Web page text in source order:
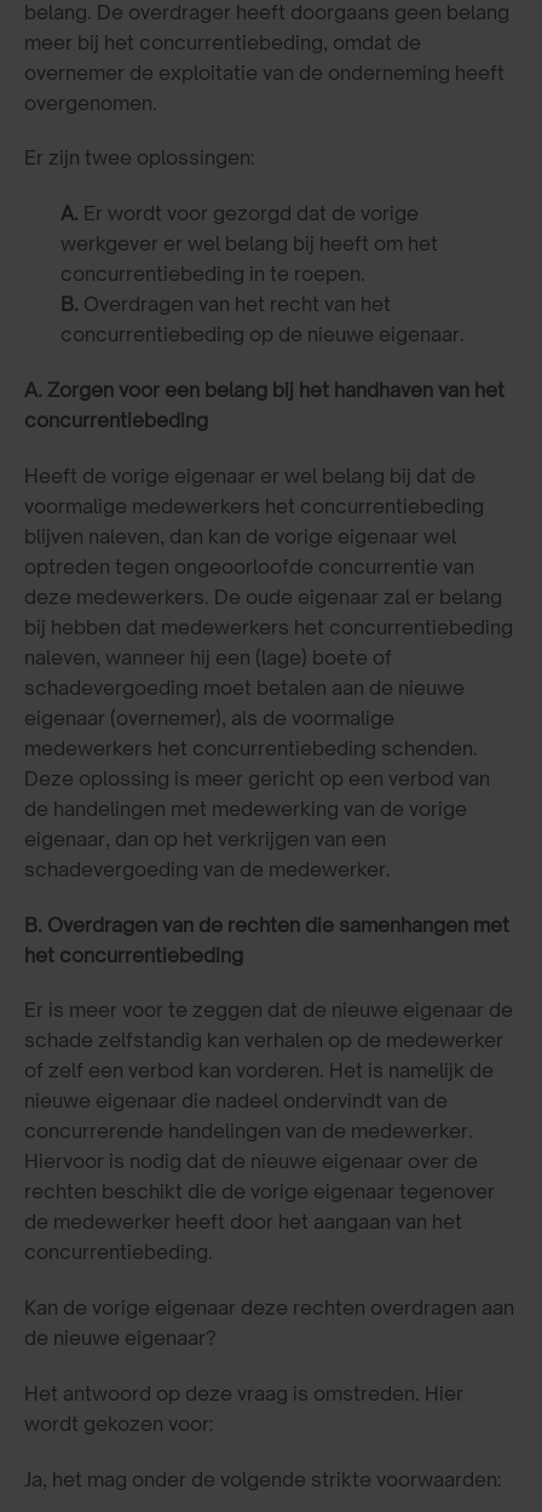
belang. De overdrager heeft doorgaans geen belang
meer bij het concurrentiebeding, omdat de
overnemer de exploitatie van de onderneming heeft
overgenomen.
Er zijn twee oplossingen:
A. Er wordt voor gezorgd dat de vorige
werkgever er wel belang bij heeft om het
concurrentiebeding in te roepen.
B. Overdragen van het recht van het
concurrentiebeding op de nieuwe eigenaar.
A. Zorgen voor een belang bij het handhaven van het
concurrentiebeding
Heeft de vorige eigenaar er wel belang bij dat de
voormalige medewerkers het concurrentiebeding
blijven naleven, dan kan de vorige eigenaar wel
optreden tegen ongeoorloofde concurrentie van
deze medewerkers. De oude eigenaar zal er belang
bij hebben dat medewerkers het concurrentiebeding
naleven, wanneer hij een (lage) boete of
schadevergoeding moet betalen aan de nieuwe
eigenaar (overnemer), als de voormalige
medewerkers het concurrentiebeding schenden.
Deze oplossing is meer gericht op een verbod van
de handelingen met medewerking van de vorige
eigenaar, dan op het verkrijgen van een
schadevergoeding van de medewerker.
B. Overdragen van de rechten die samenhangen met
het concurrentiebeding
Er is meer voor te zeggen dat de nieuwe eigenaar de
schade zelfstandig kan verhalen op de medewerker
of zelf een verbod kan vorderen. Het is namelijk de
nieuwe eigenaar die nadeel ondervindt van de
concurrerende handelingen van de medewerker.
Hiervoor is nodig dat de nieuwe eigenaar over de
rechten beschikt die de vorige eigenaar tegenover
de medewerker heeft door het aangaan van het
concurrentiebeding.
Kan de vorige eigenaar deze rechten overdragen aan
de nieuwe eigenaar?
Het antwoord op deze vraag is omstreden. Hier
wordt gekozen voor:
Ja, het mag onder de volgende strikte voorwaarden: